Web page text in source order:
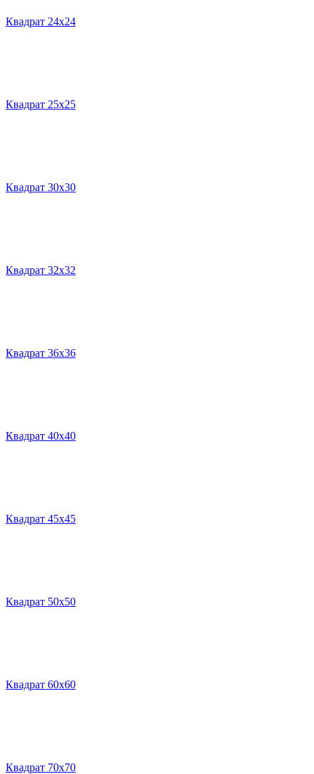
Квадрат 24х24
Квадрат 25х25
Квадрат 30х30
Квадрат 32х32
Квадрат 36х36
Квадрат 40х40
Квадрат 45х45
Квадрат 50х50
Квадрат 60х60
Квадрат 70х70